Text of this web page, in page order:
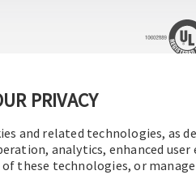
PRIVACY
and related technologies, as
analytics, enhanced user
these technologies, or
© 2016–2026 Operation